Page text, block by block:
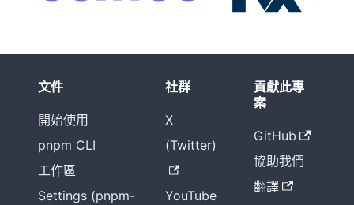
文件
開始使用
pnpm CLI
工作區
Settings (pnpm-
社群
X
(Twitter)
YouTube
貢獻此專
案
GitHub
協助我們
翻譯